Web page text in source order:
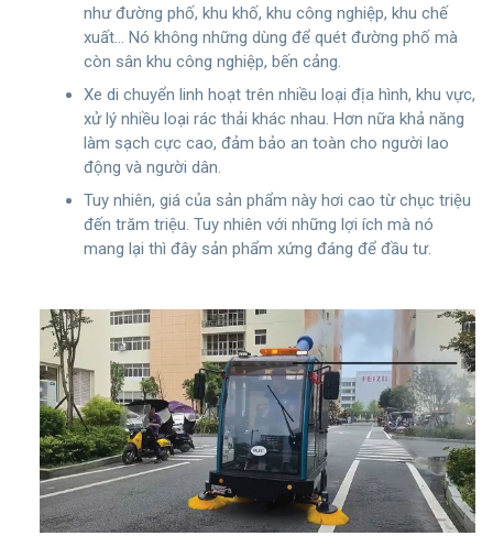
như đường phố, khu khố, khu công nghiệp, khu chế
xuất… Nó không những dùng để quét đường phố mà
còn sân khu công nghiệp, bến cảng.
Xe di chuyển linh hoạt trên nhiều loại địa hình, khu vực,
xử lý nhiều loại rác thải khác nhau. Hơn nữa khả năng
làm sạch cực cao, đảm bảo an toàn cho người lao
động và người dân.
Tuy nhiên, giá của sản phẩm này hơi cao từ chục triệu
đến trăm triệu. Tuy nhiên với những lợi ích mà nó
mang lại thì đây sản phẩm xứng đáng để đầu tư.